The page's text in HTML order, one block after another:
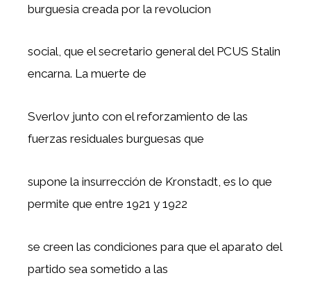
burguesia creada por la revolucion
social, que el secretario general del PCUS Stalin
encarna. La muerte de
Sverlov junto con el reforzamiento de las
fuerzas residuales burguesas que
supone la insurrección de Kronstadt, es lo que
permite que entre 1921 y 1922
se creen las condiciones para que el aparato del
partido sea sometido a las